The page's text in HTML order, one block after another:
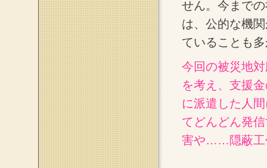
せん。今まで
は、公的な機
ていることも
今回の被災地
を考え、支援
に派遣した人
てどんどん発
害や……隠蔽工